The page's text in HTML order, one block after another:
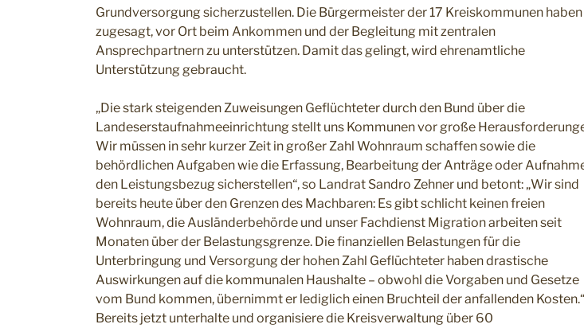
Grundversorgung sicherzustellen. Die Bürgermeister der 17 Kreiskommunen haben
zugesagt, vor Ort beim Ankommen und der Begleitung mit zentralen
Ansprechpartnern zu unterstützen. Damit das gelingt, wird ehrenamtliche
Unterstützung gebraucht.
„Die stark steigenden Zuweisungen Geflüchteter durch den Bund über die
Landeserstaufnahmeeinrichtung stellt uns Kommunen vor große
Wir müssen in sehr kurzer Zeit in großer Zahl Wohnraum schaffen sowie die
behördlichen Aufgaben wie die Erfassung, Bearbeitung der Anträge oder
den Leistungsbezug sicherstellen“, so Landrat Sandro Zehner und betont: „Wir sind
bereits heute über den Grenzen des Machbaren: Es gibt schlicht keinen freien
Wohnraum, die Ausländerbehörde und unser Fachdienst Migration arbeiten seit
Monaten über der Belastungsgrenze. Die finanziellen Belastungen für die
Unterbringung und Versorgung der hohen Zahl Geflüchteter haben drastische
Auswirkungen auf die kommunalen Haushalte – obwohl die Vorgaben und Gesetze
vom Bund kommen, übernimmt er lediglich einen Bruchteil der anfallenden Kosten.“
Bereits jetzt unterhalte und organisiere die Kreisverwaltung über 60